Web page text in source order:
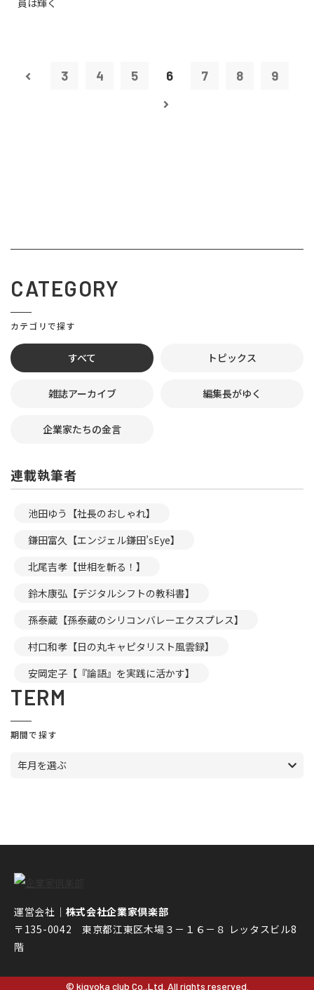
員は輝く
3 4 5 6 7 8 9
CATEGORY
カテゴリで探す
すべて トピックス
雑誌アーカイブ 編集長がゆく
企業家たちの金言
連載執筆者
池田ゆう【社長のおしゃれ】
鎌田富久【エンジェル鎌田’sEye】
北尾吉孝【世相を斬る！】
鈴木康弘【デジタルシフトの教科書】
孫泰蔵【孫泰蔵のシリコンバレーエクスプレス】
村口和孝【日の丸キャピタリスト風雲録】
安岡定子【『論語』を実践に活かす】
TERM
期間で探す
年月を選ぶ
運営会社｜ 株式会社企業家倶楽部
〒135-0042 東京都江東区木場３－１６－８ レッタスビル8
階
© kigyoka club Co.,Ltd. All rights reserved.